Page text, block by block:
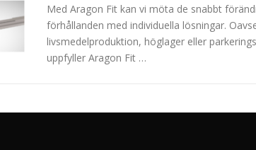
Med Aragon Fit kan vi möta de snabbt
förhållanden med individuella lösningar.
livsmedelproduktion, höglager eller
uppfyller Aragon Fit …